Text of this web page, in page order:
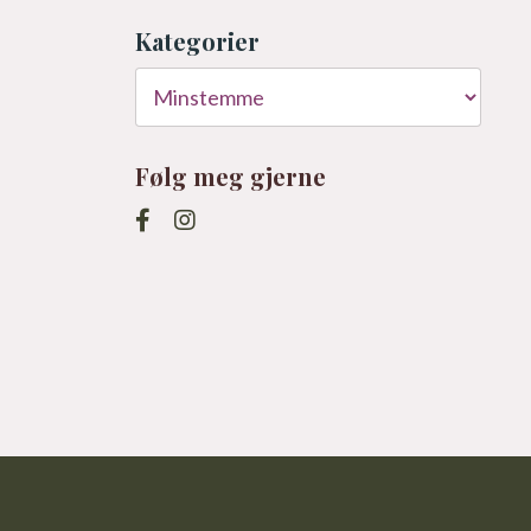
Kategorier
Følg meg gjerne